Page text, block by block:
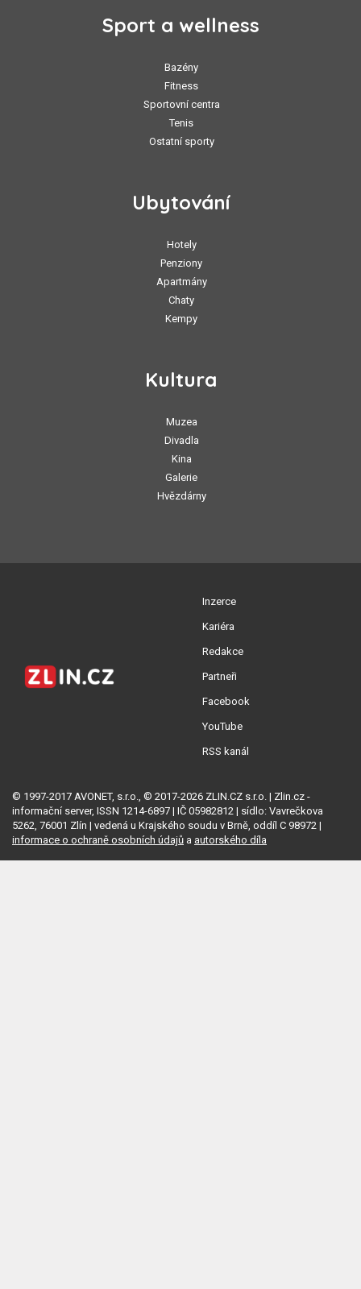
Sport a wellness
Bazény
Fitness
Sportovní centra
Tenis
Ostatní sporty
Ubytování
Hotely
Penziony
Apartmány
Chaty
Kempy
Kultura
Muzea
Divadla
Kina
Galerie
Hvězdárny
Inzerce
Kariéra
Redakce
Partneři
Facebook
YouTube
RSS kanál
© 1997-2017 AVONET, s.r.o., © 2017-2026 ZLIN.CZ s.r.o. | Zlin.cz -
informační server, ISSN 1214-6897 | IČ 05982812 | sídlo: Vavrečkova
5262, 76001 Zlín | vedená u Krajského soudu v Brně, oddíl C 98972 |
informace o ochraně osobních údajů a autorského díla